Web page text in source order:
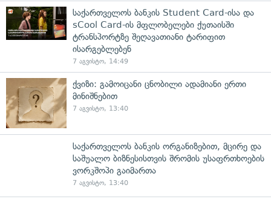
საქართველოს ბანკის Student Card-ისა და
sCool Card-ის მფლობელები ქუთაისში
ტრანსპორტზე შეღავათიანი ტარიფით
ისარგებლებენ
7 აგვისტო, 14:49
ქვიზი: გამოიცანი ცნობილი ადამიანი ერთი
მინიშნებით
7 აგვისტო, 13:40
საქართველოს ბანკის ორგანიზებით, მცირე და
საშუალო ბიზნესისთვის შრომის უსაფრთხოების
ვორკშოპი გაიმართა
7 აგვისტო, 13:40